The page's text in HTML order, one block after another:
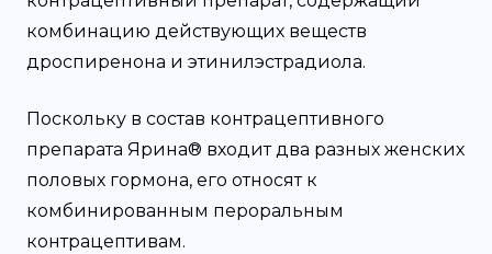
комбинацию действующих веществ
дроспиренона и этинилэстрадиола.
Поскольку в состав контрацептивного
препарата Ярина® входит два разных женских
половых гормона, его относят к
комбинированным пероральным
контрацептивам.